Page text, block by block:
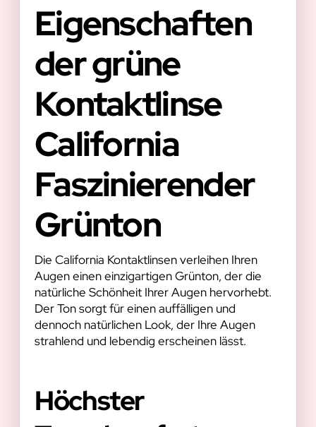
Eigenschaften
der grüne
Kontaktlinse
California
Faszinierender
Grünton
Die California Kontaktlinsen verleihen Ihren
Augen einen einzigartigen Grünton, der die
natürliche Schönheit Ihrer Augen hervorhebt.
Der Ton sorgt für einen auffälligen und
dennoch natürlichen Look, der Ihre Augen
strahlend und lebendig erscheinen lässt.
Höchster